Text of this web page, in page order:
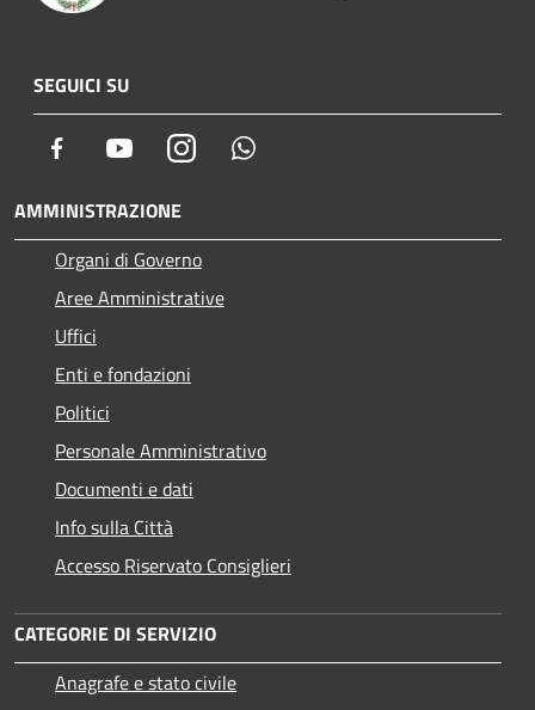
SEGUICI SU
Facebook YoutubeInstagram
AMMINISTRAZIONE
Organi di Governo
Aree Amministrative
Uffici
Enti e fondazioni
Politici
Personale Amministrativo
Documenti e dati
Info sulla Città
Accesso Riservato Consiglieri
CATEGORIE DI SERVIZIO
Anagrafe e stato civile